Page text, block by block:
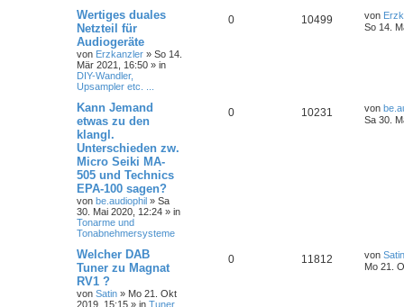
Wertiges duales
Netzteil für
Audiogeräte
von Erzkanzler » So 14.
Mär 2021, 16:50 » in
DIY-Wandler,
Upsampler etc. ...
0 10499 von
So 14.
Kann Jemand
etwas zu den
klangl.
Unterschieden zw.
Micro Seiki MA-
505 und Technics
EPA-100 sagen?
von be.audiophil » Sa
30. Mai 2020, 12:24 » in
Tonarme und
Tonabnehmersysteme
0 10231 von
Sa 30.
Welcher DAB
Tuner zu Magnat
RV1 ?
von Satin » Mo 21. Okt
2019, 15:15 » in Tuner
0 11812 von Satin
Mo 21.